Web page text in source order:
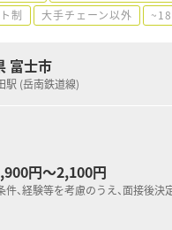
制 大手チェーン以外
富士市
駅 (岳南鉄道線)
円～2,100円
、経験等を考慮のうえ、面接後決